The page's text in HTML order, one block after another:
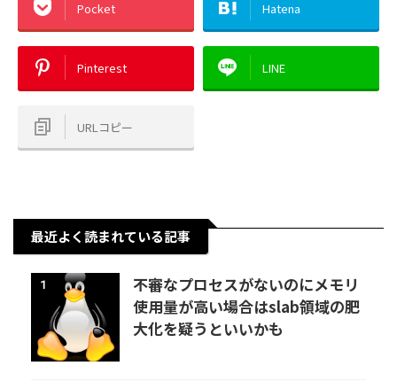
Pocket Hatena
Pinterest LINE
URLコピー
最近よく読まれている記事
1
不審なプロセスがないのにメモリ
使用量が高い場合はslab領域の肥
大化を疑うといいかも